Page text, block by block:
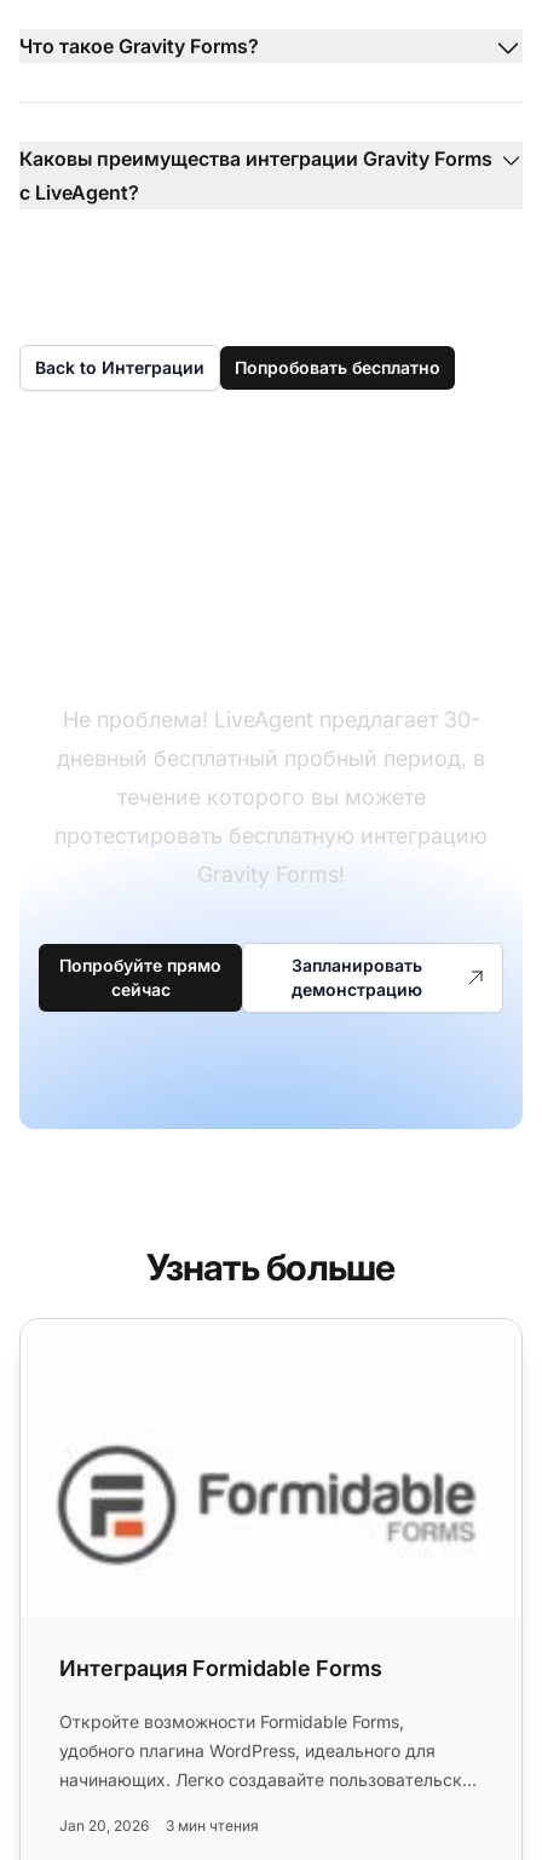
Что такое Gravity Forms?
Каковы преимущества интеграции Gravity Forms
с LiveAgent?
Back to Интеграции Попробовать бесплатно
Не проблема! LiveAgent предлагает 30-
дневный бесплатный пробный период, в
течение которого вы можете
протестировать бесплатную интеграцию
Gravity Forms!
Попробуйте прямо
сейчас
Запланировать
демонстрацию
Узнать больше
Интеграция Formidable Forms
Интеграция Formidable Forms
Откройте возможности Formidable Forms,
удобного плагина WordPress, идеального для
начинающих. Легко создавайте пользовательские
Jan 20, 2026 3 мин чтения